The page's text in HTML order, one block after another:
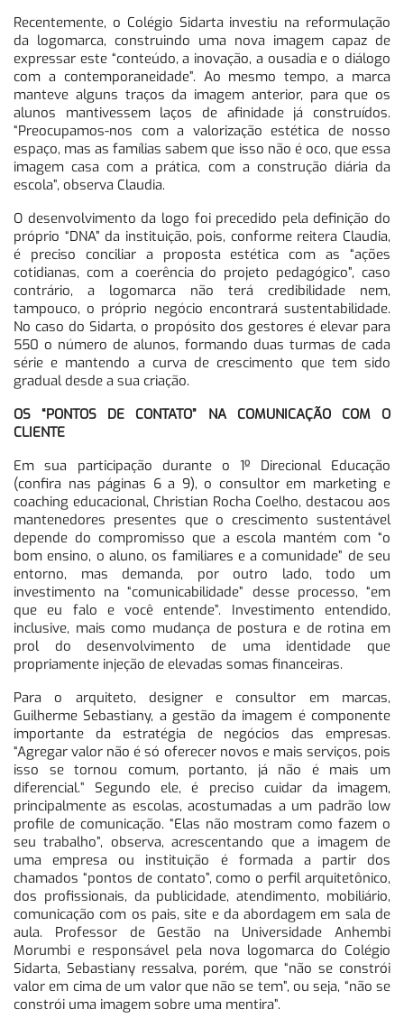
Recentemente, o Colégio Sidarta investiu na reformulação
da logomarca, construindo uma nova imagem capaz de
expressar este “conteúdo, a inovação, a ousadia e o diálogo
com a contemporaneidade”. Ao mesmo tempo, a marca
manteve alguns traços da imagem anterior, para que os
alunos mantivessem laços de afinidade já construídos.
“Preocupamos-nos com a valorização estética de nosso
espaço, mas as famílias sabem que isso não é oco, que essa
imagem casa com a prática, com a construção diária da
escola”, observa Claudia.
O desenvolvimento da logo foi precedido pela definição do
próprio “DNA” da instituição, pois, conforme reitera Claudia,
é preciso conciliar a proposta estética com as “ações
cotidianas, com a coerência do projeto pedagógico”, caso
contrário, a logomarca não terá credibilidade nem,
tampouco, o próprio negócio encontrará sustentabilidade.
No caso do Sidarta, o propósito dos gestores é elevar para
550 o número de alunos, formando duas turmas de cada
série e mantendo a curva de crescimento que tem sido
gradual desde a sua criação.
OS “PONTOS DE CONTATO” NA COMUNICAÇÃO COM O
CLIENTE
Em sua participação durante o 1º Direcional Educação
(confira nas páginas 6 a 9), o consultor em marketing e
coaching educacional, Christian Rocha Coelho, destacou aos
mantenedores presentes que o crescimento sustentável
depende do compromisso que a escola mantém com “o
bom ensino, o aluno, os familiares e a comunidade” de seu
entorno, mas demanda, por outro lado, todo um
investimento na “comunicabilidade” desse processo, “em
que eu falo e você entende”. Investimento entendido,
inclusive, mais como mudança de postura e de rotina em
prol do desenvolvimento de uma identidade que
propriamente injeção de elevadas somas financeiras.
Para o arquiteto, designer e consultor em marcas,
Guilherme Sebastiany, a gestão da imagem é componente
importante da estratégia de negócios das empresas.
“Agregar valor não é só oferecer novos e mais serviços, pois
isso se tornou comum, portanto, já não é mais um
diferencial.” Segundo ele, é preciso cuidar da imagem,
principalmente as escolas, acostumadas a um padrão low
profile de comunicação. “Elas não mostram como fazem o
seu trabalho”, observa, acrescentando que a imagem de
uma empresa ou instituição é formada a partir dos
chamados “pontos de contato”, como o perfil arquitetônico,
dos profissionais, da publicidade, atendimento, mobiliário,
comunicação com os pais, site e da abordagem em sala de
aula. Professor de Gestão na Universidade Anhembi
Morumbi e responsável pela nova logomarca do Colégio
Sidarta, Sebastiany ressalva, porém, que “não se constrói
valor em cima de um valor que não se tem”, ou seja, “não se
constrói uma imagem sobre uma mentira”.